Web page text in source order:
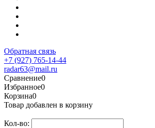
Обратная связь
+7 (927) 765-14-44
radar63@mail.ru
Сравнение0
Избранное0
Корзина0
Товар добавлен в корзину
Кол-во: